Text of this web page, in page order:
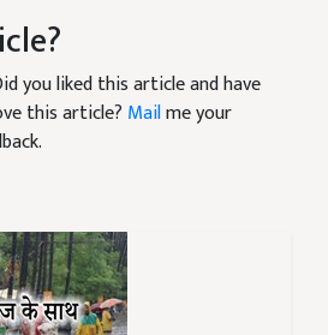
you liked this article and have
this article? Mailme your